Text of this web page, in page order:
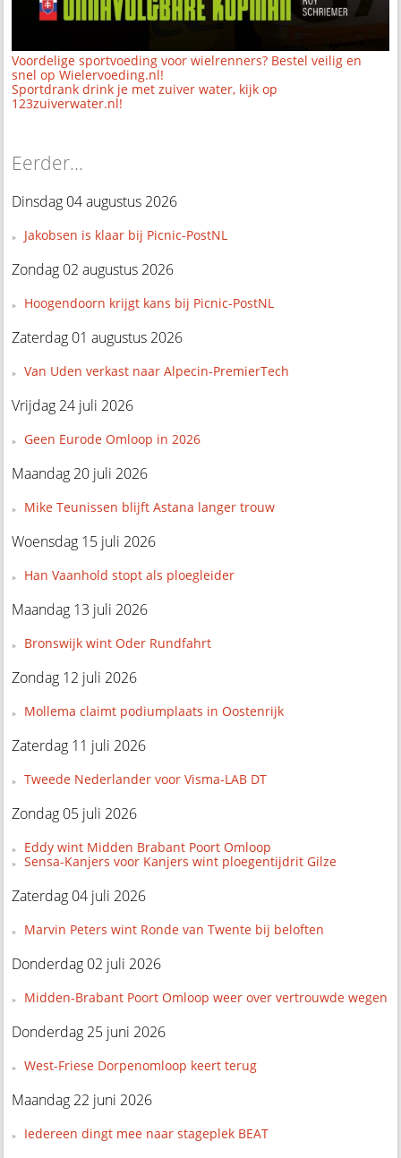
Voordelige sportvoeding voor wielrenners? Bestel veilig en
snel op Wielervoeding.nl!
Sportdrank drink je met zuiver water, kijk op
123zuiverwater.nl!
Eerder...
Dinsdag 04 augustus 2026
Jakobsen is klaar bij Picnic-PostNL
Zondag 02 augustus 2026
Hoogendoorn krijgt kans bij Picnic-PostNL
Zaterdag 01 augustus 2026
Van Uden verkast naar Alpecin-PremierTech
Vrijdag 24 juli 2026
Geen Eurode Omloop in 2026
Maandag 20 juli 2026
Mike Teunissen blijft Astana langer trouw
Woensdag 15 juli 2026
Han Vaanhold stopt als ploegleider
Maandag 13 juli 2026
Bronswijk wint Oder Rundfahrt
Zondag 12 juli 2026
Mollema claimt podiumplaats in Oostenrijk
Zaterdag 11 juli 2026
Tweede Nederlander voor Visma-LAB DT
Zondag 05 juli 2026
Eddy wint Midden Brabant Poort Omloop
Sensa-Kanjers voor Kanjers wint ploegentijdrit Gilze
Zaterdag 04 juli 2026
Marvin Peters wint Ronde van Twente bij beloften
Donderdag 02 juli 2026
Midden-Brabant Poort Omloop weer over vertrouwde wegen
Donderdag 25 juni 2026
West-Friese Dorpenomloop keert terug
Maandag 22 juni 2026
Iedereen dingt mee naar stageplek BEAT